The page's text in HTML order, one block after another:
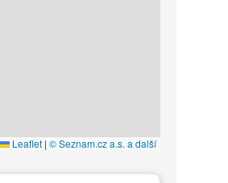
Leaflet | © Seznam.cz a.s. a další